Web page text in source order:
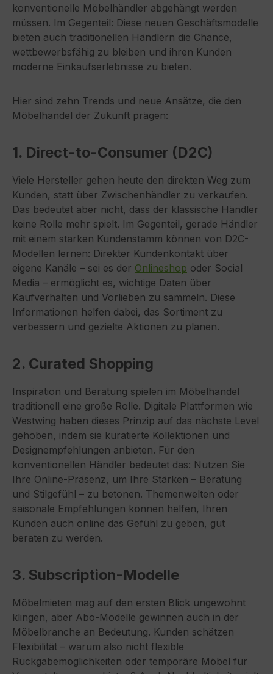
konventionelle Möbelhändler abgehängt werden
müssen. Im Gegenteil: Diese neuen Geschäftsmodelle
bieten auch traditionellen Händlern die Chance,
wettbewerbsfähig zu bleiben und ihren Kunden
moderne Einkaufserlebnisse zu bieten.
Hier sind zehn Trends und neue Ansätze, die den
Möbelhandel der Zukunft prägen:
1. Direct-to-Consumer (D2C)
Viele Hersteller gehen heute den direkten Weg zum
Kunden, statt über Zwischenhändler zu verkaufen.
Das bedeutet aber nicht, dass der klassische Händler
keine Rolle mehr spielt. Im Gegenteil, gerade Händler
mit einem starken Kundenstamm können von D2C-
Modellen lernen: Direkter Kundenkontakt über
eigene Kanäle – sei es der Onlineshop oder Social
Media – ermöglicht es, wichtige Daten über
Kaufverhalten und Vorlieben zu sammeln. Diese
Informationen helfen dabei, das Sortiment zu
verbessern und gezielte Aktionen zu planen.
2. Curated Shopping
Inspiration und Beratung spielen im Möbelhandel
traditionell eine große Rolle. Digitale Plattformen wie
Westwing haben dieses Prinzip auf das nächste Level
gehoben, indem sie kuratierte Kollektionen und
Designempfehlungen anbieten. Für den
konventionellen Händler bedeutet das: Nutzen Sie
Ihre Online-Präsenz, um Ihre Stärken – Beratung
und Stilgefühl – zu betonen. Themenwelten oder
saisonale Empfehlungen können helfen, Ihren
Kunden auch online das Gefühl zu geben, gut
beraten zu werden.
3. Subscription-Modelle
Möbelmieten mag auf den ersten Blick ungewohnt
klingen, aber Abo-Modelle gewinnen auch in der
Möbelbranche an Bedeutung. Kunden schätzen
Flexibilität – warum also nicht flexible
Rückgabemöglichkeiten oder temporäre Möbel für